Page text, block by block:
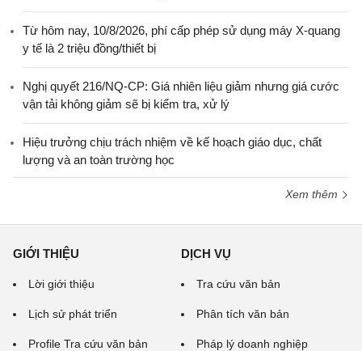
Từ hôm nay, 10/8/2026, phí cấp phép sử dụng máy X-quang
y tế là 2 triệu đồng/thiết bị
Nghị quyết 216/NQ-CP: Giá nhiên liệu giảm nhưng giá cước
vận tải không giảm sẽ bị kiểm tra, xử lý
Hiệu trưởng chịu trách nhiệm về kế hoạch giáo dục, chất
lượng và an toàn trường học
Xem thêm
GIỚI THIỆU
Lời giới thiệu
Lịch sử phát triển
Profile Tra cứu văn bản
DỊCH VỤ
Tra cứu văn bản
Phân tích văn bản
Pháp lý doanh nghiệp